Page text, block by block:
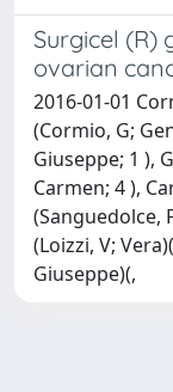
Surgicel (R)
ovarian
2016-01-01
(Cormio, G;
Giuseppe; 1 ),
Carmen; 4 ),
(Sanguedolce,
(Loizzi, V;
Giuseppe)(,